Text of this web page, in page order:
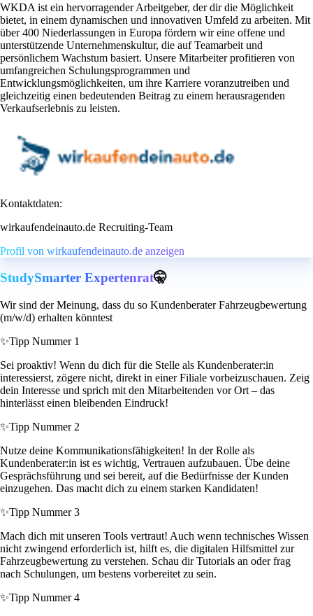
WKDA ist ein hervorragender Arbeitgeber, der dir die Möglichkeit
bietet, in einem dynamischen und innovativen Umfeld zu arbeiten. Mit
über 400 Niederlassungen in Europa fördern wir eine offene und
unterstützende Unternehmenskultur, die auf Teamarbeit und
persönlichem Wachstum basiert. Unsere Mitarbeiter profitieren von
umfangreichen Schulungsprogrammen und
Entwicklungsmöglichkeiten, um ihre Karriere voranzutreiben und
gleichzeitig einen bedeutenden Beitrag zu einem herausragenden
Verkaufserlebnis zu leisten.
Kontaktdaten:
wirkaufendeinauto.de Recruiting-Team
Profil von wirkaufendeinauto.de anzeigen
StudySmarter Expertenrat🤫
Wir sind der Meinung, dass du so Kundenberater Fahrzeugbewertung
(m/w/d) erhalten könntest
✨Tipp Nummer 1
Sei proaktiv! Wenn du dich für die Stelle als Kundenberater:in
interessierst, zögere nicht, direkt in einer Filiale vorbeizuschauen. Zeig
dein Interesse und sprich mit den Mitarbeitenden vor Ort – das
hinterlässt einen bleibenden Eindruck!
✨Tipp Nummer 2
Nutze deine Kommunikationsfähigkeiten! In der Rolle als
Kundenberater:in ist es wichtig, Vertrauen aufzubauen. Übe deine
Gesprächsführung und sei bereit, auf die Bedürfnisse der Kunden
einzugehen. Das macht dich zu einem starken Kandidaten!
✨Tipp Nummer 3
Mach dich mit unseren Tools vertraut! Auch wenn technisches Wissen
nicht zwingend erforderlich ist, hilft es, die digitalen Hilfsmittel zur
Fahrzeugbewertung zu verstehen. Schau dir Tutorials an oder frag
nach Schulungen, um bestens vorbereitet zu sein.
✨Tipp Nummer 4